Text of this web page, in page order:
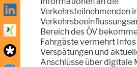
Verkehrsteilnehmenden
Bereich des ÖV
Fahrgäste vermehrt
Verspätungen und
Anschlüsse über digitale